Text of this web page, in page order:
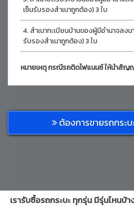
เซ็นรับรองสำเนาถูกต้อง) 3 ใบ
สำเนาทะเบียนบ้านของผู้มีอำนาจลง
รับรองสำเนาถูกต้อง) 3 ใบ
หมายเหตุ กรณีรถติดไฟแนนซ์ ให้นำสัญ
ต้องการขายรถกระ
เรารับซื้อรถกระบะ ทุกรุ่น มีรุ่นไหนบ้า